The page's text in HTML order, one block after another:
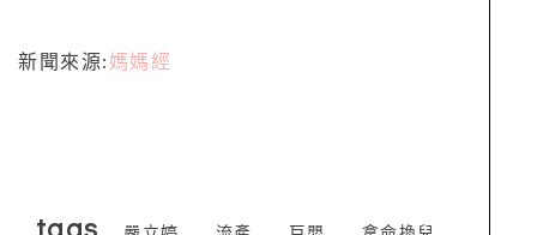
新聞來源:媽媽經
tags